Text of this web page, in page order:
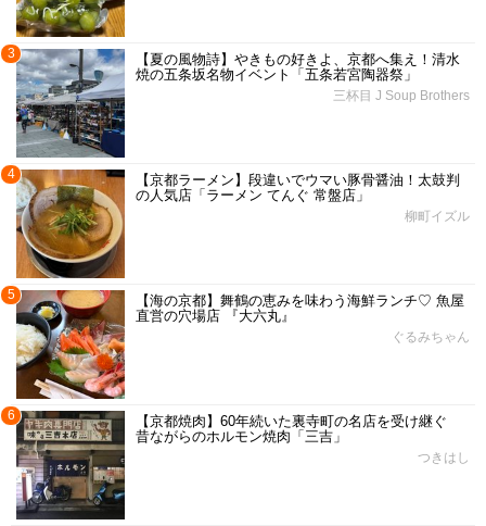
3
【夏の風物詩】やきもの好きよ、京都へ集え！清水
焼の五条坂名物イベント「五条若宮陶器祭」
三杯目 J Soup Brothers
4
【京都ラーメン】段違いでウマい豚骨醤油！太鼓判
の人気店「ラーメン てんぐ 常盤店」
柳町イズル
5
【海の京都】舞鶴の恵みを味わう海鮮ランチ♡ 魚屋
直営の穴場店 『大六丸』
ぐるみちゃん
6
【京都焼肉】60年続いた裏寺町の名店を受け継ぐ
昔ながらのホルモン焼肉「三吉」
つきはし